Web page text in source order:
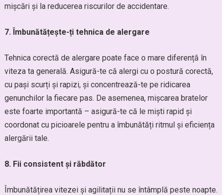
mișcări și la reducerea riscurilor de accidentare.
7. Îmbunătățește-ți tehnica de alergare
Tehnica corectă de alergare poate face o mare diferență în
viteza ta generală. Asigură-te că alergi cu o postură corectă,
cu pași scurți și rapizi, și concentrează-te pe ridicarea
genunchilor la fiecare pas. De asemenea, mișcarea bratelor
este foarte importantă – asigură-te că le miști rapid și
coordonat cu picioarele pentru a îmbunătăți ritmul și eficiența
alergării tale.
8. Fii consistent și răbdător
Îmbunătățirea vitezei și agilitații nu se întâmplă peste noapte.